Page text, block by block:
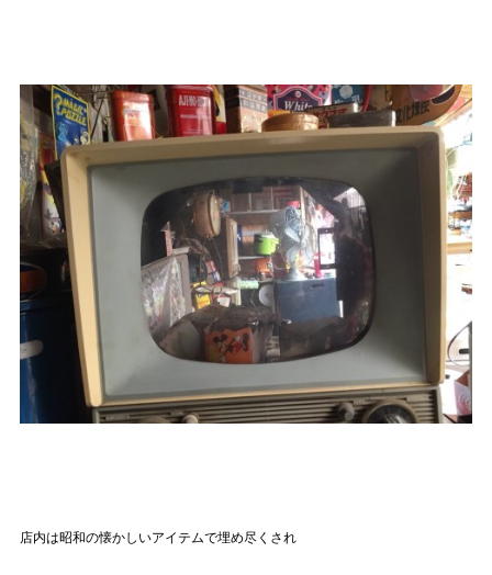
店内は昭和の懐かしいアイテムで埋め尽くされ